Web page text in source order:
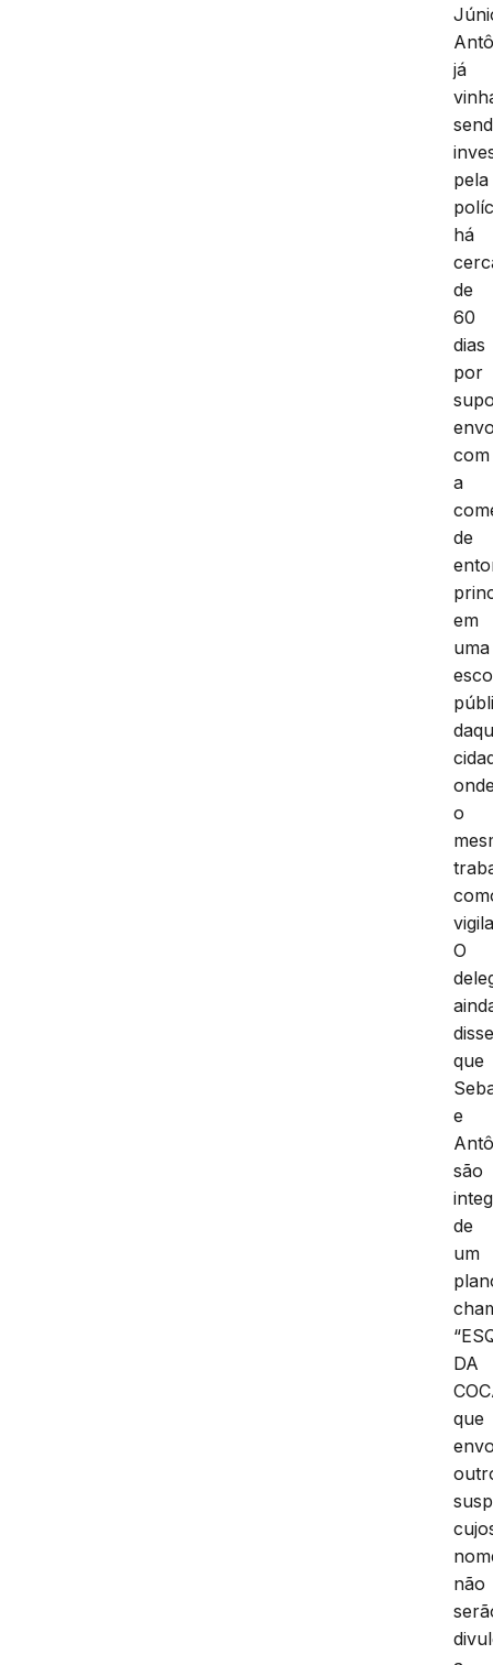
já
pela
há
de
60
dias
por
com
a
de
em
uma
o
O
que
e
são
de
um
DA
que
não